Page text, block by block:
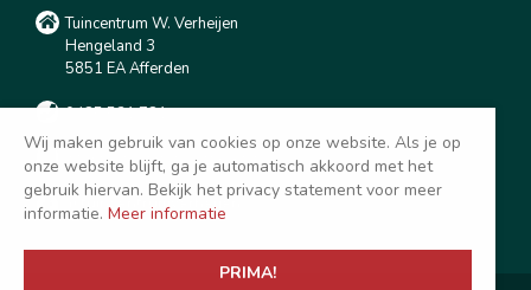
Tuincentrum W. Verheijen
Hengeland 3
5851 EA Afferden
0485 531 781
info@tuincentrumverheijen.nl
@tuincentrumverheijen
PRIMA!
Wij maken gebruik van cookies op onze website. Als je op
onze website blijft, ga je automatisch akkoord met het
gebruik hiervan. Bekijk het privacy statement voor meer
informatie. Meer informatie